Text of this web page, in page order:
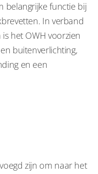
belangrijke functie bij
In verband
het OWH voorzien
buitenverlichting,
en een
zijn om naar het